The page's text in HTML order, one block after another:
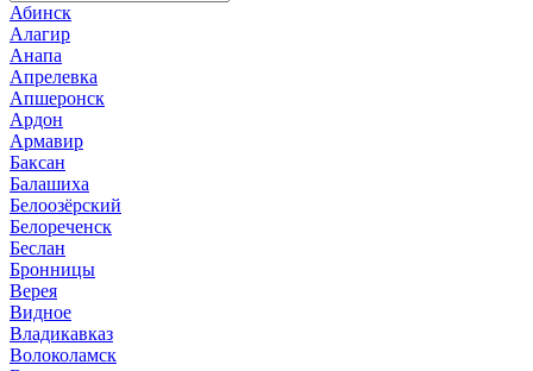
Абинск
Алагир
Анапа
Апрелевка
Апшеронск
Ардон
Армавир
Баксан
Балашиха
Белоозёрский
Белореченск
Беслан
Бронницы
Верея
Видное
Владикавказ
Волоколамск